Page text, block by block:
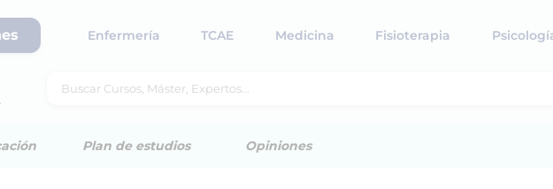
Enfermería TCAE Medicina Fisioterapia
Plan de estudios Opiniones